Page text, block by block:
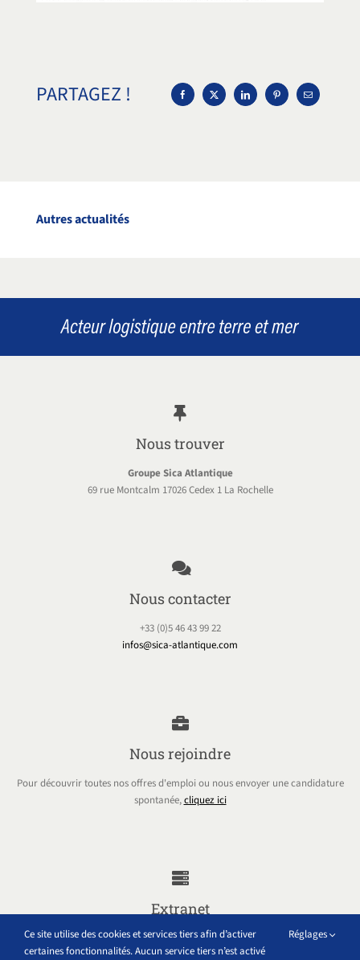
PARTAGEZ !
Autres actualités
Nous trouver
Groupe Sica Atlantique
69 rue Montcalm 17026 Cedex 1 La Rochelle
Nous contacter
+33 (0)5 46 43 99 22
infos@sica-atlantique.com
Nous rejoindre
Pour découvrir toutes nos offres d'emploi ou nous envoyer une candidature
spontanée,cliquez ici
Extranet
Accéder à tous les outils internes au groupe Sica Atlantique
Ce site utilise des cookies et services tiers afin d’activer
certaines fonctionnalités. Aucun service tiers n’est activé
Réglages